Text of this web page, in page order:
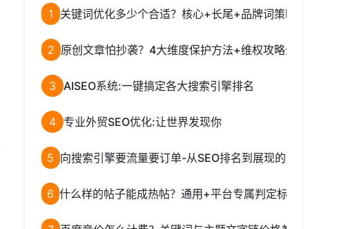
1 关键词优化多少个合适？核心+长尾+品牌词策略全解析
2 原创文章怕抄袭？4大维度保护方法+维权攻略全解析
3 AISEO系统:一键搞定各大搜索引擎排名
4 专业外贸SEO优化:让世界发现你
5 向搜索引擎要流量要订单-从SEO排名到展现的实战策略
6 什么样的帖子能成热帖？通用+平台专属判定标准全揭秘